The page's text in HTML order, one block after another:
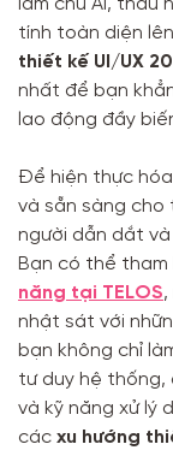
làm chủ AI, thấu
tính toàn diện
thiết kế UI/UX
nhất để bạn
lao động đầy
Để hiện thực
và sẵn sàng cho
người dẫn dắt
Bạn có thể tham
năng tại TELOS
nhật sát với
bạn không chỉ
tư duy hệ thống,
và kỹ năng xử lý
các xu hướng